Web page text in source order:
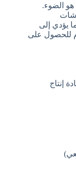
هو الضوء.
يؤدي إلى
للحصول على
إنتاج